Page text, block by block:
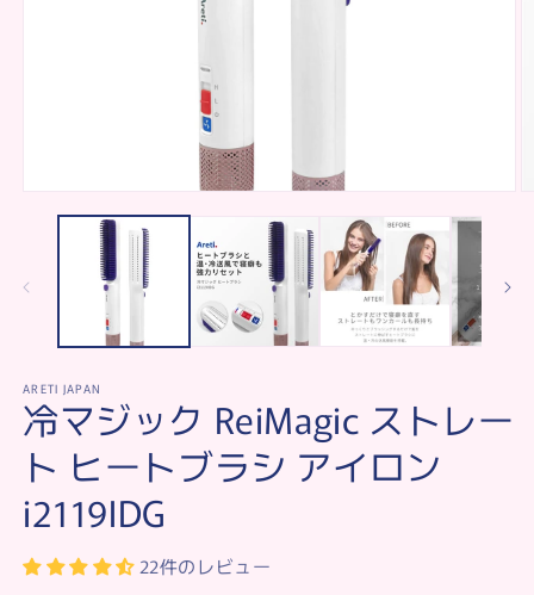
media
ARETI JAPAN
冷マジック ReiMagic ストレー
ト ヒートブラシ アイロン
i2119IDG
22件のレビュー